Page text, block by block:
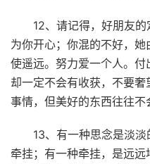
12、请记得，好朋友
为你开心；你混的不好，
使遥远。努力爱一个人。付
却一定不会有收获，不要
事情，但美好的东西往往不
13、有一种思念是淡
牵挂；有一种牵挂，是远